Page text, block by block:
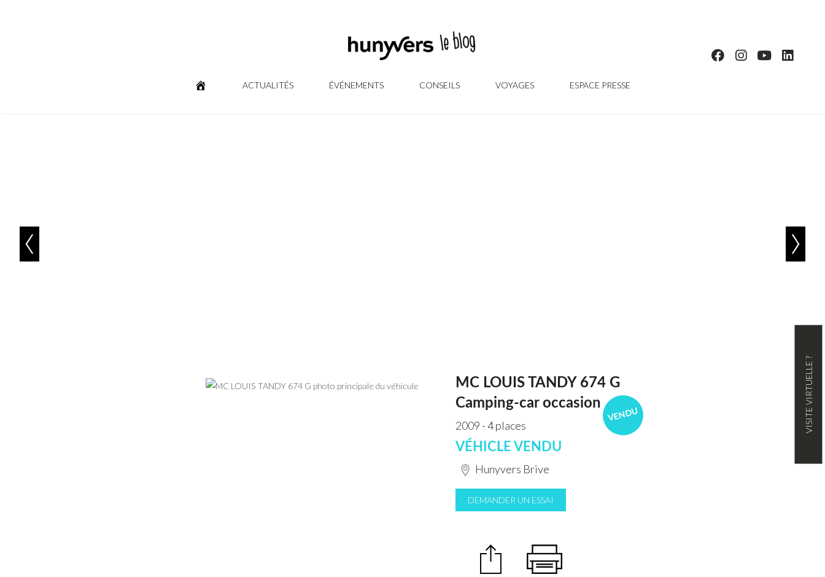
ACTUALITÉS ÉVÉNEMENTS CONSEILS VOYAGES ESPACE PRESSE
VENDU
MC LOUIS TANDY 674 G
Camping-car occasion
2009 - 4 places
VÉHICLE VENDU
Hunyvers Brive
DEMANDER UN ESSAI
VISITE VIRTUELLE ?